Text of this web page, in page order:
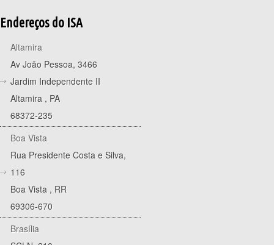
Endereços do ISA
Altamira
Av João Pessoa, 3466
Jardim Independente II
Altamira , PA
68372-235
Boa Vista
Rua Presidente Costa e Silva,
116
Boa Vista , RR
69306-670
Brasília